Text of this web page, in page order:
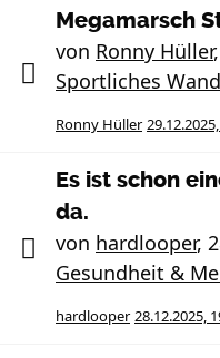
Megamarsch
von Ronny Hüller,
Sportliches
Ronny Hüller
Es ist schon
da.
von hardlooper,
Gesundheit &
hardlooper 28.12.2025,